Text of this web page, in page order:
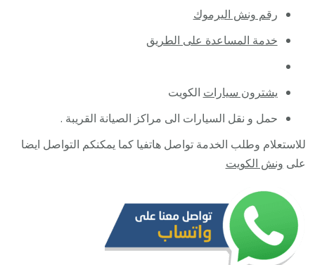
رقم ونش اليرموك
خدمة المساعدة على الطريق
يشترون سيارات الكويت
حمل و نقل السيارات الى مراكز الصيانة القريبة .
للاستعلام وطلب الخدمة تواصل هاتفيا كما يمكنكم التواصل ايضا
على ونش الكويت